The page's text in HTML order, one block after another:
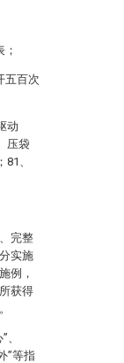
五百次
动
压袋
、
完整
实施
例，
获得
”等指